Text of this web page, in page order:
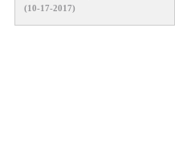
(10-17-2017)